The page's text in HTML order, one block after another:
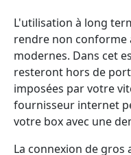
L'utilisation à long
rendre non conforme
modernes. Dans cet
resteront hors de
imposées par votre
fournisseur internet
votre box avec une
La connexion de gros